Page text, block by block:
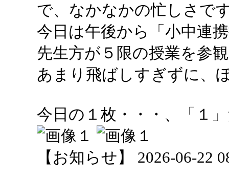
で、なかなかの忙しさで
今日は午後から「小中連
先生方が５限の授業を参
あまり飛ばしすぎずに、
今日の１枚・・・、「１
【お知らせ】 2026-06-22